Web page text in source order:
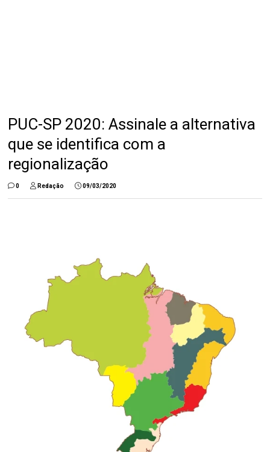
PUC-SP 2020: Assinale a alternativa
que se identifica com a
regionalização
0 Redação 09/03/2020